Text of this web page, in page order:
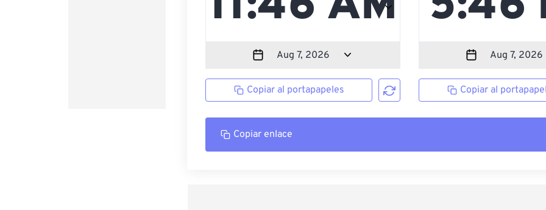
Copiar al portapapeles Copiar al
Copiar enlace